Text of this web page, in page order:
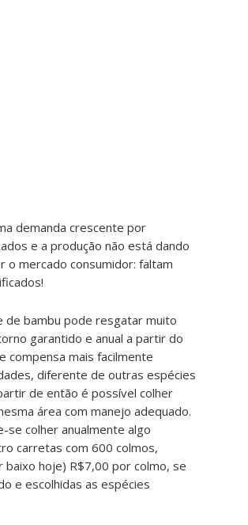
demanda crescente por
e a produção não está dando
o mercado consumidor: faltam
de bambu pode resgatar muito
garantido e anual a partir do
compensa mais facilmente
diferente de outras espécies
de então é possível colher
área com manejo adequado.
se colher anualmente algo
carretas com 600 colmos,
baixo hoje) R$7,00 por colmo, se
e escolhidas as espécies